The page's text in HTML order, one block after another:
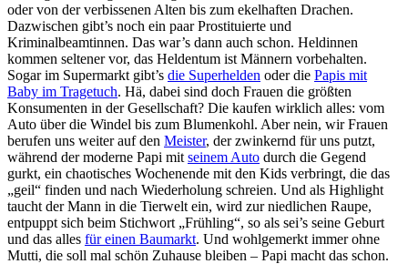
oder von der verbissenen Alten bis zum ekelhaften Drachen.
Dazwischen gibt’s noch ein paar Prostituierte und
Kriminalbeamtinnen. Das war’s dann auch schon. Heldinnen
kommen seltener vor, das Heldentum ist Männern vorbehalten.
Sogar im Supermarkt gibt’s die Superhelden oder die Papis mit
Baby im Tragetuch. Hä, dabei sind doch Frauen die größten
Konsumenten in der Gesellschaft? Die kaufen wirklich alles: vom
Auto über die Windel bis zum Blumenkohl. Aber nein, wir Frauen
berufen uns weiter auf den Meister, der zwinkernd für uns putzt,
während der moderne Papi mit seinem Auto durch die Gegend
gurkt, ein chaotisches Wochenende mit den Kids verbringt, die das
„geil“ finden und nach Wiederholung schreien. Und als Highlight
taucht der Mann in die Tierwelt ein, wird zur niedlichen Raupe,
entpuppt sich beim Stichwort „Frühling“, so als sei’s seine Geburt
und das alles für einen Baumarkt. Und wohlgemerkt immer ohne
Mutti, die soll mal schön Zuhause bleiben – Papi macht das schon.